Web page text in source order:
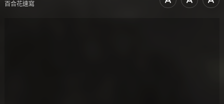
百合花速寫
文字尺寸縮小
文字尺寸
文